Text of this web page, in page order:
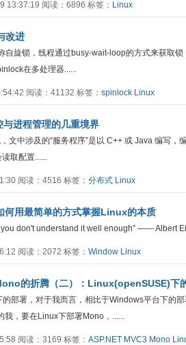
阅读：6896 标签： Linux
改进
自旋锁，线程通过busy-wait-loop的方式来获取
在多处理器......
阅读：41132 标签： spinlock Linux
进程管理的几重境界
文中涉及的“服务程序”是以 C++ 或 Java 编写，
取配置......
阅读：4516 标签： 分布式 Linux
用最简单的方式掌握Linux的本质
you don't understand it well enough” —— Albert
阅读：2072 标签： Window Linux
的折腾（二）：Linux(openSUSE)下
部署，对于我而言，相比于Windows平台下的
我，要在Linux下部署Mono，......
阅读：3169 标签： ASP.NET MVC3 Mono